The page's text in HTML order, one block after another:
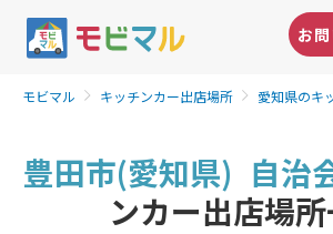
お
モビマル キッチンカー出店場所 愛知県のキ
豊田市(愛知県) 自治
ンカー出店場